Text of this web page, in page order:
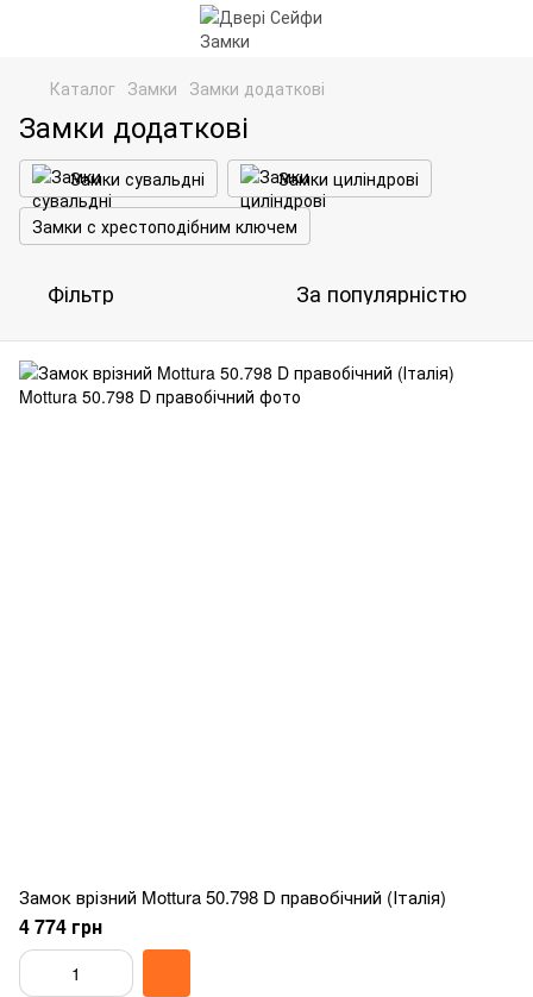
Каталог Замки Замки додаткові
Замки додаткові
Замки сувальдні
Замки циліндрові
Замки с хрестоподібним ключем
Фільтр За популярністю
Замок врізний Mottura 50.798 D правобічний (Італія)
4 774 грн